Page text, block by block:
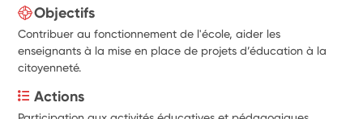
Objectifs
Contribuer au fonctionnement de l'école, aider les
enseignants à la mise en place de projets d’éducation à la
citoyenneté.
Actions